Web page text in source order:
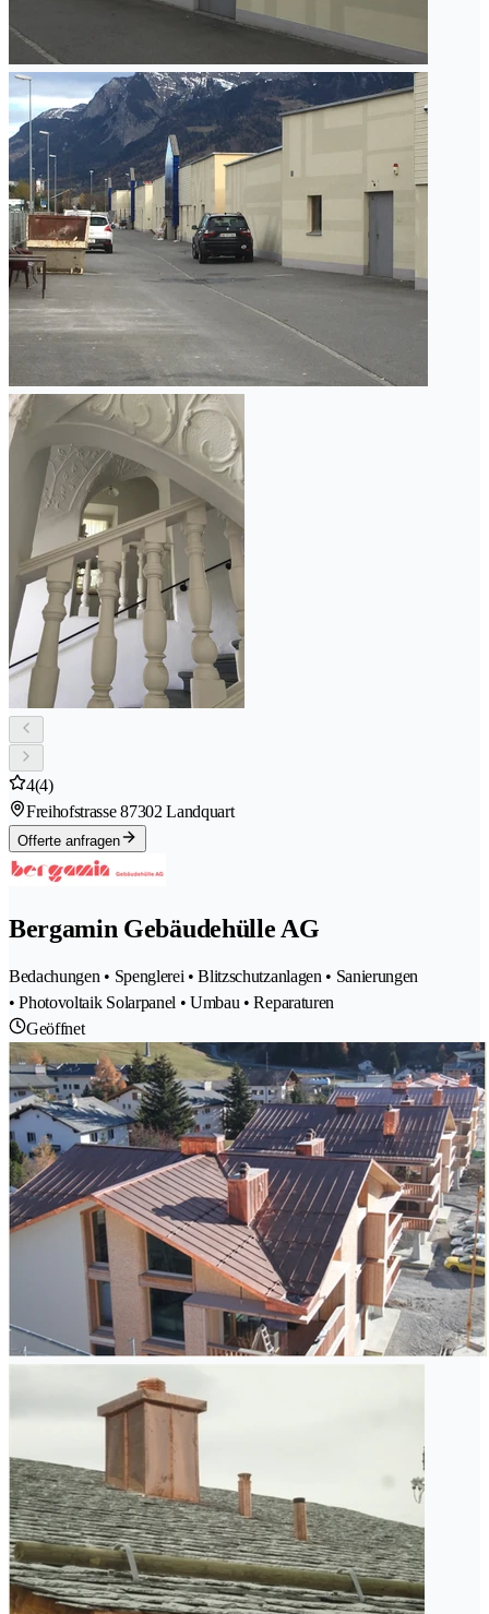
4(4)
Freihofstrasse 87302 Landquart
Offerte anfragen
Bergamin Gebäudehülle AG
Bedachungen • Spenglerei • Blitzschutzanlagen • Sanierungen
• Photovoltaik Solarpanel • Umbau • Reparaturen
Geöffnet